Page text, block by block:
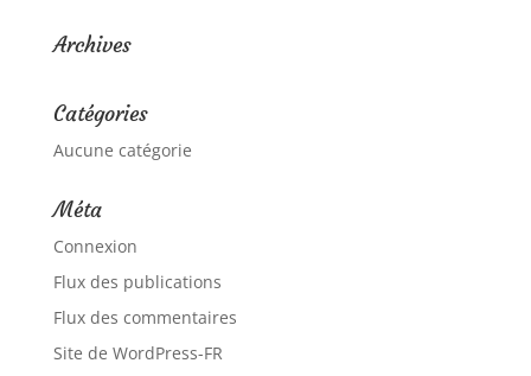
Archives
Catégories
Aucune catégorie
Méta
Connexion
Flux des publications
Flux des commentaires
Site de WordPress-FR